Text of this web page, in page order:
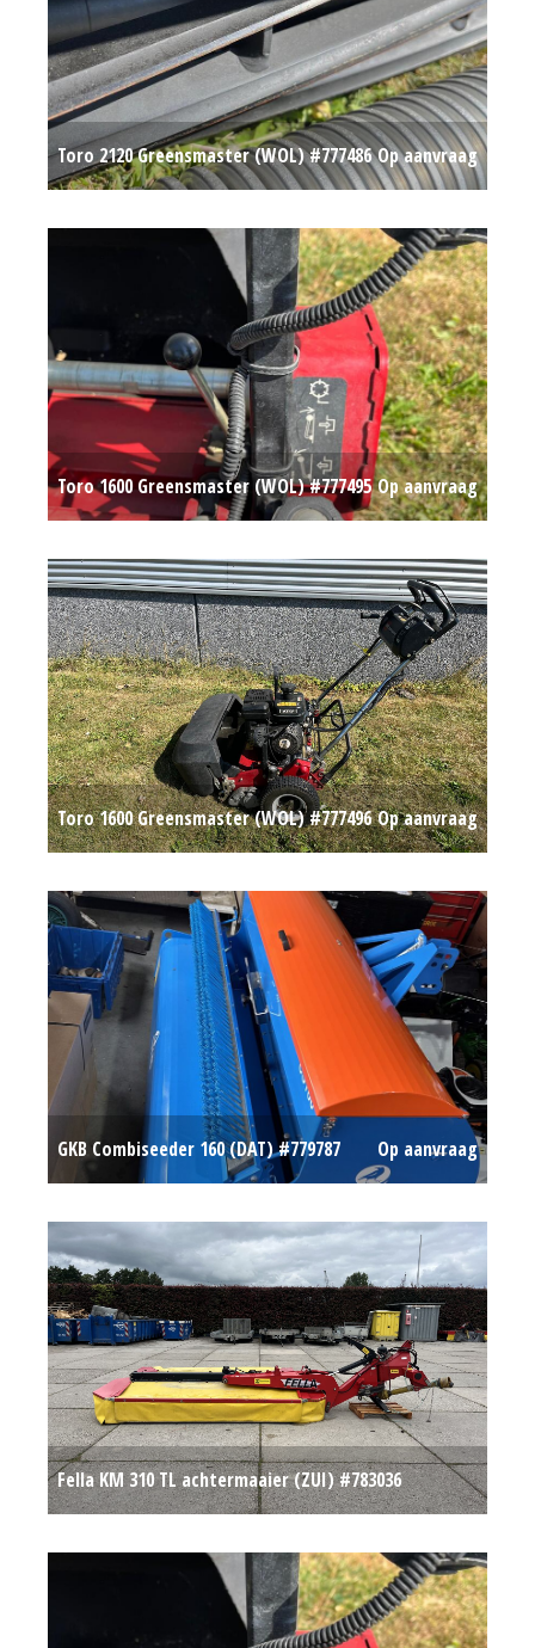
Toro 2120 Greensmaster (WOL) #777486 Op aanvraag
Toro 1600 Greensmaster (WOL) #777495 Op aanvraag
Toro 1600 Greensmaster (WOL) #777496 Op aanvraag
GKB Combiseeder 160 (DAT) #779787 Op aanvraag
Fella KM 310 TL achtermaaier (ZUI) #783036